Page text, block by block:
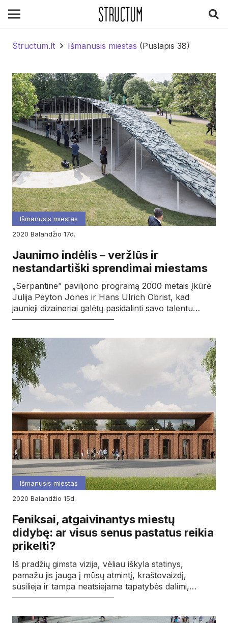
Structum.lt Išmanusis miestas (Puslapis 38)
Išmanusis miestas
2020
balandžio 17d.
Jaunimo indėlis – veržlūs ir
nestandartiški sprendimai miestams
„Serpantine” paviljono programą 2000 metais įkūrė
Julija Peyton Jones ir Hans Ulrich Obrist, kad
jaunieji dizaineriai galėtų pasidalinti savo talentu…
Išmanusis miestas
2020
balandžio 15d.
Feniksai, atgaivinantys miestų
didybę: ar visus senus pastatus reikia
prikelti?
Iš pradžių gimsta vizija, vėliau iškyla statinys,
pamažu jis įauga į mūsų atmintį, kraštovaizdį,
susilieja ir tampa neatsiejama tapatybės dalimi,…